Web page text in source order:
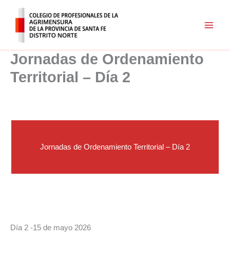
contenido
Jornadas de Ordenamiento
Territorial – Día 2
Jornadas de Ordenamiento Territorial – Día 2
Día 2 -15 de mayo 2026